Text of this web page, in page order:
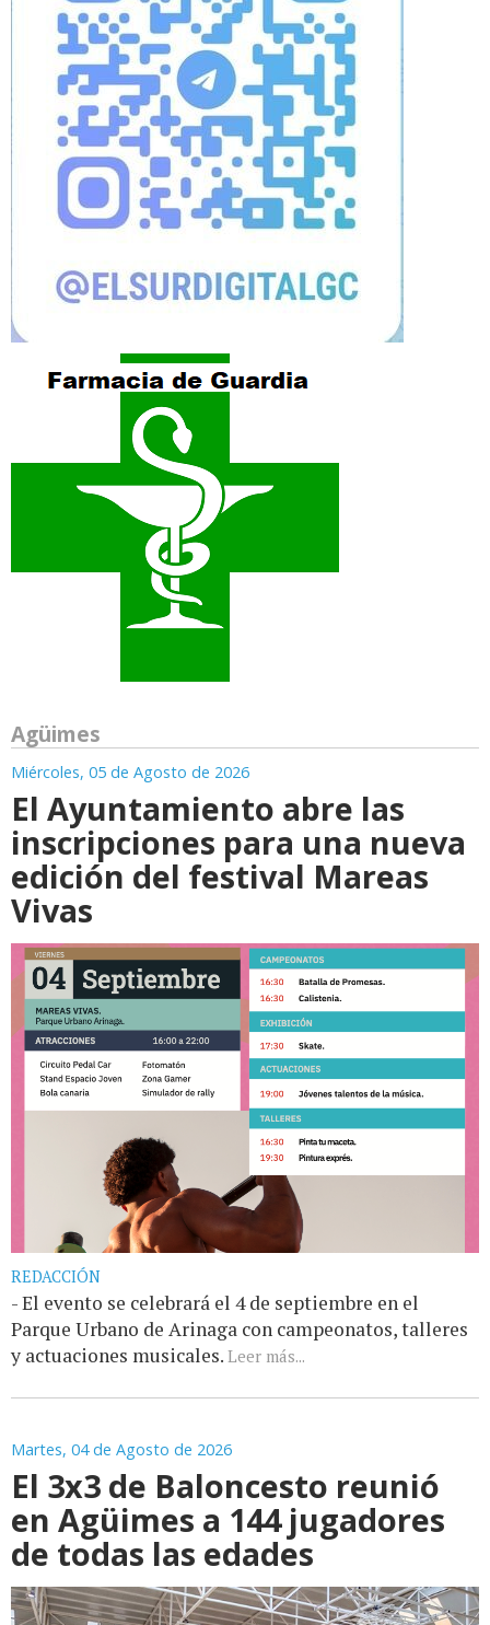
Agüimes
Miércoles, 05 de Agosto de 2026
El Ayuntamiento abre las
inscripciones para una nueva
edición del festival Mareas
Vivas
REDACCIÓN
- El evento se celebrará el 4 de septiembre en el
Parque Urbano de Arinaga con campeonatos, talleres
y actuaciones musicales. Leer más...
Martes, 04 de Agosto de 2026
El 3x3 de Baloncesto reunió
en Agüimes a 144 jugadores
de todas las edades